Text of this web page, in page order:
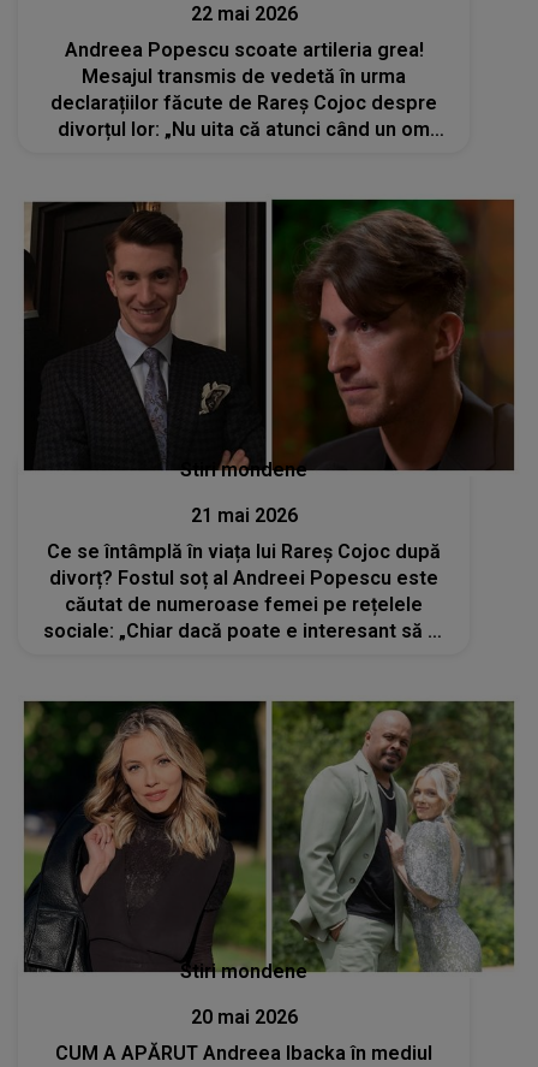
22 mai 2026
Andreea Popescu scoate artileria grea!
Mesajul transmis de vedetă în urma
declarațiilor făcute de Rareș Cojoc despre
divorțul lor: „Nu uita că atunci când un om
Stiri mondene
21 mai 2026
Ce se întâmplă în viața lui Rareș Cojoc după
divorț? Fostul soț al Andreei Popescu este
căutat de numeroase femei pe rețelele
sociale: „Chiar dacă poate e interesant să fii
Stiri mondene
20 mai 2026
CUM A APĂRUT Andreea Ibacka în mediul